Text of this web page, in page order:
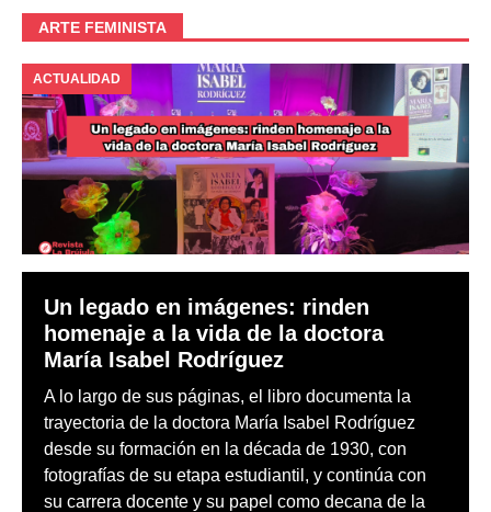
ARTE FEMINISTA
ACTUALIDAD
Un legado en imágenes: rinden
homenaje a la vida de la doctora
María Isabel Rodríguez
A lo largo de sus páginas, el libro documenta la
trayectoria de la doctora María Isabel Rodríguez
desde su formación en la década de 1930, con
fotografías de su etapa estudiantil, y continúa con
su carrera docente y su papel como decana de la